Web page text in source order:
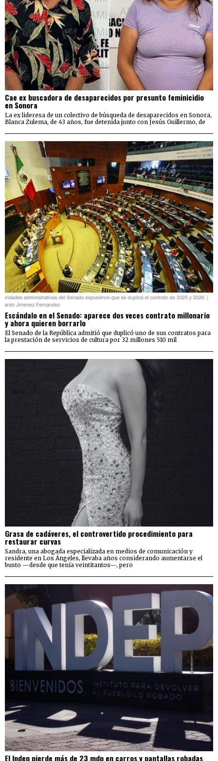
Cae ex buscadora de desaparecidos por presunto feminicidio
en Sonora
La ex lideresa de un colectivo de búsqueda de desaparecidos en Sonora,
Blanca Zulema, de 43 años, fue detenida junto con Jesús Guillermo, de
Escándalo en el Senado: aparece dos veces contrato millonario
y ahora quieren borrarlo
El Senado de la República admitió que duplicó uno de sus contratos para
la prestación de servicios de cultura por 32 millones 510 mil
Grasa de cadáveres, el controvertido procedimiento para
restaurar curvas
Sandra, una abogada especializada en medios de comunicación y
residente en Los Ángeles, llevaba años considerando aumentarse el
busto —desde que tenía veintitantos—, pero
El Indep pierde más de 23 mdp en carros y pantallas robadas